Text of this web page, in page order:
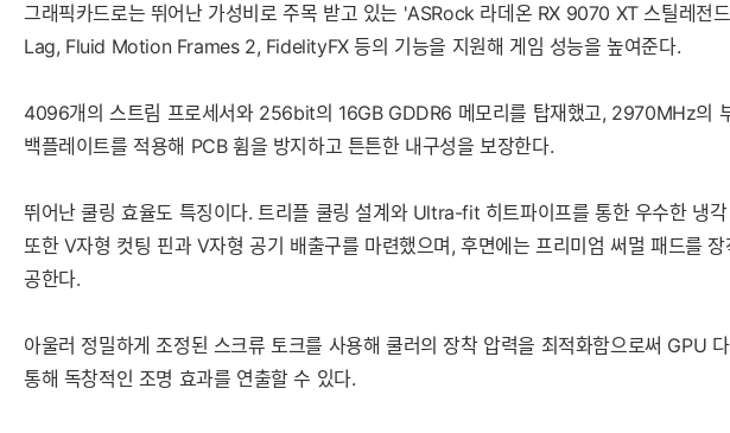
그래픽카드로는 뛰어난 가성비로 주목 받고 있는 'ASRock 라데온 RX 9070 XT 스틸레
Lag, Fluid Motion Frames 2, FidelityFX 등의 기능을 지원해 게임 성능을 높여준다.
4096개의 스트림 프로세서와 256bit의 16GB GDDR6 메모리를 탑재했고, 2970MHz의
백플레이트를 적용해 PCB 휨을 방지하고 튼튼한 내구성을 보장한다.
뛰어난 쿨링 효율도 특징이다. 트리플 쿨링 설계와 Ultra-fit 히트파이프를 통한 우수한 냉
또한 V자형 컷팅 핀과 V자형 공기 배출구를 마련했으며, 후면에는 프리미엄 써멀 패드를
공한다.
아울러 정밀하게 조정된 스크류 토크를 사용해 쿨러의 장착 압력을 최적화함으로써
통해 독창적인 조명 효과를 연출할 수 있다.